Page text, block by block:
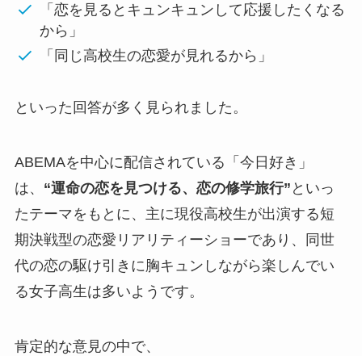
「恋を見るとキュンキュンして応援したくなる
から」
「同じ高校生の恋愛が見れるから」
といった回答が多く見られました。
ABEMAを中心に配信されている「今日好き」
は、 “運命の恋を見つける、恋の修学旅行” といっ
たテーマをもとに、主に現役高校生が出演する短
期決戦型の恋愛リアリティーショーであり、同世
代の恋の駆け引きに胸キュンしながら楽しんでい
る女子高生は多いようです。
肯定的な意見の中で、